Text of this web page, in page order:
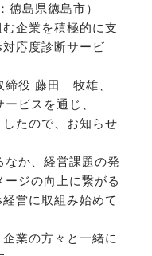
徳島県徳島市）
企業を積極的に支
応度診断サービ
締役 藤田 牧雄、
ビスを通じ、
たので、お知らせ
か、経営課題の発
ージの向上に繋がる
営に取組み始めて
業の方々と一緒に